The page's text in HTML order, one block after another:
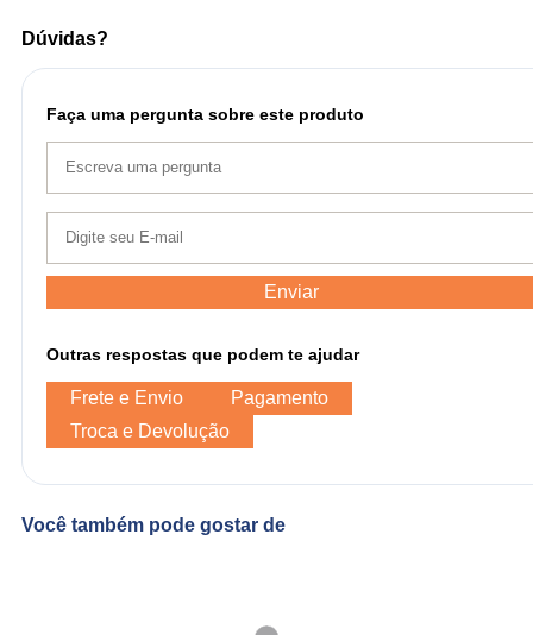
Dúvidas?
Faça uma pergunta sobre este produto
Enviar
Outras respostas que podem te ajudar
Frete e Envio
Pagamento
Troca e Devolução
Você também pode gostar de